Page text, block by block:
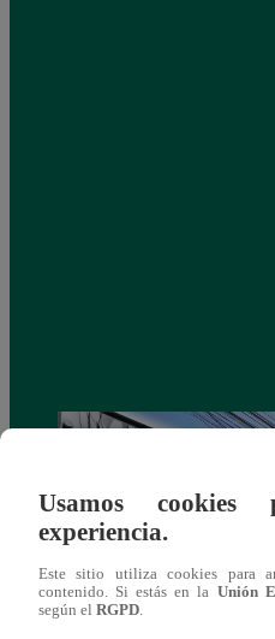
Usamos
experiencia.
Este sitio utiliza cookies para
contenido. Si estás en la Unión
según el RGPD